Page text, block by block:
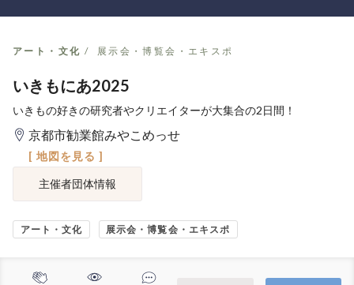
アート・文化 展示会・博覧会・エキスポ
いきもにあ2025
いきもの好きの研究者やクリエイターが大集合の2日間！
京都市勧業館みやこめっせ
[ 地図を見る ]
主催者団体情報
アート・文化 展示会・博覧会・エキスポ